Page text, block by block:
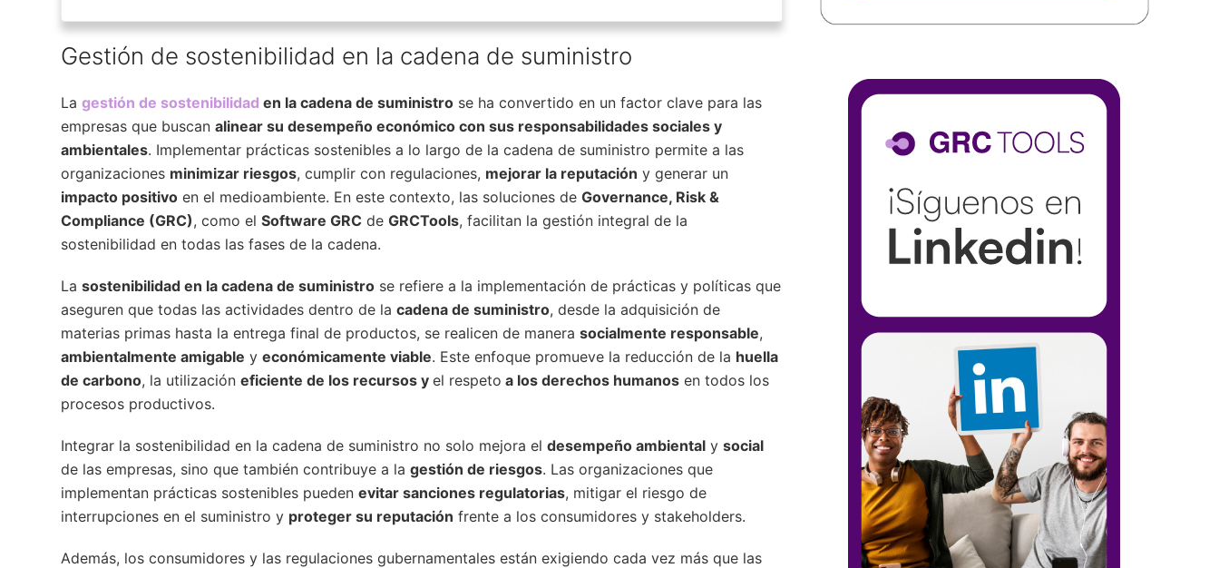
Gestión de sostenibilidad en la cadena de suministro
Lagestión de sostenibilidad en la cadena de suministro se ha convertido en un factor clave para las
empresas que buscanalinear su desempeño económico con sus responsabilidades sociales y
ambientales. Implementar prácticas sostenibles a lo largo de la cadena de suministro permite a las
organizaciones minimizar riesgos, cumplir con regulaciones, mejorar la reputación y generar un
impacto positivo en el medioambiente. En este contexto, las soluciones deGovernance, Risk &
Compliance (GRC), como elSoftware GRC deGRCTools, facilitan la gestión integral de la
sostenibilidad en todas las fases de la cadena.
Lasostenibilidad en la cadena de suministro se refiere a la implementación de prácticas y políticas que
aseguren que todas las actividades dentro de lacadena de suministro, desde la adquisición de
materias primas hasta la entrega final de productos, se realicen de manerasocialmente responsable,
ambientalmente amigable yeconómicamente viable. Este enfoque promueve la reducción de la huella
de carbono, la utilizacióneficiente de los recursos yel respeto a los derechos humanos en todos los
procesos productivos.
Integrar la sostenibilidad en la cadena de suministro no solo mejora eldesempeño ambiental ysocial
de las empresas, sino que también contribuye a lagestión de riesgos. Las organizaciones que
implementan prácticas sostenibles puedenevitar sanciones regulatorias, mitigar el riesgo de
interrupciones en el suministro y proteger su reputación frente a los consumidores y stakeholders.
Además, los consumidores y las regulaciones gubernamentales están exigiendo cada vez más que las